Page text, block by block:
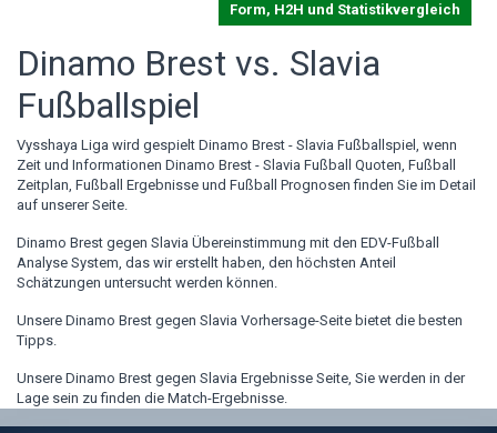
Form, H2H und Statistikvergleich
Dinamo Brest vs. Slavia
Fußballspiel
Vysshaya Liga wird gespielt Dinamo Brest - Slavia Fußballspiel, wenn
Zeit und Informationen Dinamo Brest - Slavia Fußball Quoten, Fußball
Zeitplan, Fußball Ergebnisse und Fußball Prognosen finden Sie im Detail
auf unserer Seite.
Dinamo Brest gegen Slavia Übereinstimmung mit den EDV-Fußball
Analyse System, das wir erstellt haben, den höchsten Anteil
Schätzungen untersucht werden können.
Unsere Dinamo Brest gegen Slavia Vorhersage-Seite bietet die besten
Tipps.
Unsere Dinamo Brest gegen Slavia Ergebnisse Seite, Sie werden in der
Lage sein zu finden die Match-Ergebnisse.